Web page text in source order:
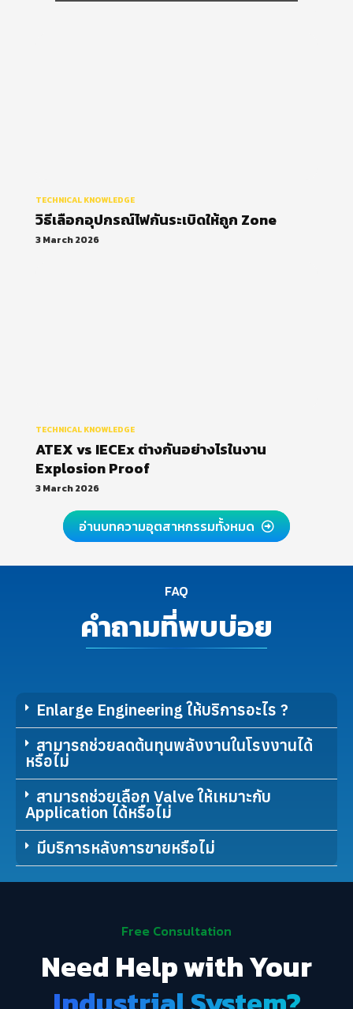
TECHNICAL KNOWLEDGE
วิธีเลือกอุปกรณ์ไฟกันระเบิดให้ถูก Zone
3 March 2026
TECHNICAL KNOWLEDGE
ATEX vs IECEx ต่างกันอย่างไรในงาน
Explosion Proof
3 March 2026
อ่านบทความอุตสาหกรรมทั้งหมด
FAQ
คำถามที่พบบ่อย
Enlarge Engineering ให้บริการอะไร ?
สามารถช่วยลดต้นทุนพลังงานในโรงงานได้
หรือไม่
สามารถช่วยเลือก Valve ให้เหมาะกับ
Application ได้หรือไม่
มีบริการหลังการขายหรือไม่
Free Consultation
Need Help with Your